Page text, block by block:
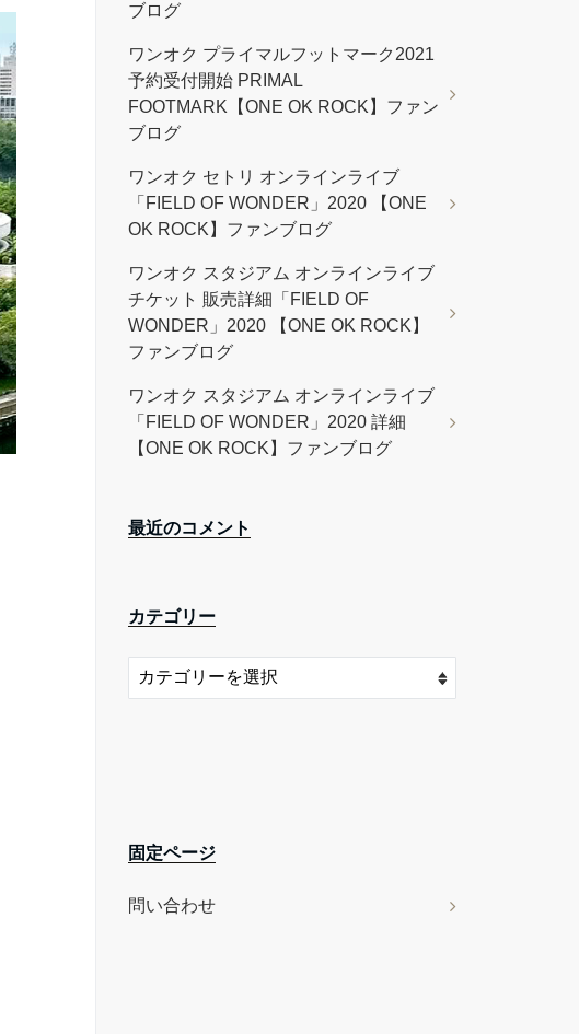
ブログ
ワンオク プライマルフットマーク2021
予約受付開始 PRIMAL
FOOTMARK【ONE OK ROCK】ファン
ブログ
ワンオク セトリ オンラインライブ
「FIELD OF WONDER」2020 【ONE
OK ROCK】ファンブログ
ワンオク スタジアム オンラインライブ
チケット 販売詳細「FIELD OF
WONDER」2020 【ONE OK ROCK】
ファンブログ
ワンオク スタジアム オンラインライブ
「FIELD OF WONDER」2020 詳細
【ONE OK ROCK】ファンブログ
最近のコメント
カテゴリー
固定ページ
問い合わせ